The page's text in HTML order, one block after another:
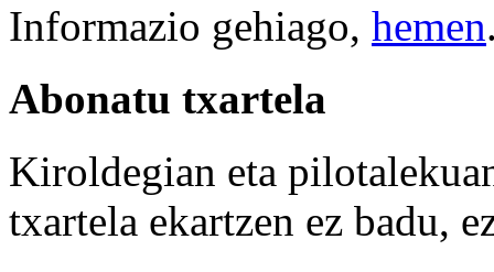
Informazio gehiago, hemen
Abonatu txartela
Kiroldegian eta
txartela ekartzen ez badu,